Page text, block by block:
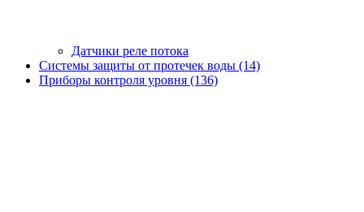
Датчики реле потока
Системы защиты от протечек воды (14)
Приборы контроля уровня (136)